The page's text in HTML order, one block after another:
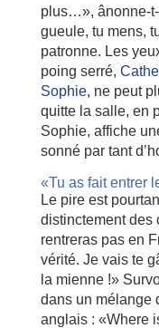
plus…», ânonne-
gueule, tu mens,
patronne. Les
poing serré,
Sophie, ne peut
quitte la salle, en
Sophie, affiche
sonné par tant
«Tu as fait entrer
Le pire est
distinctement des
rentreras pas en
vérité. Je vais te
la mienne !»
dans un mélange
anglais : «Where